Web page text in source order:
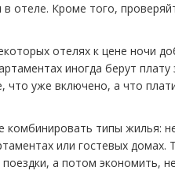
отеле. Кроме того,
отелях к цене ночи
иногда берут плату
что уже включено, а что
типы жилья:
или гостевых домах.
а потом экономить,